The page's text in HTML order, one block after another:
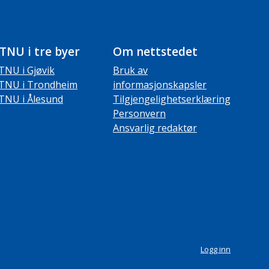
i tre byer
i Gjøvik
i Trondheim
i Ålesund
Om nettstedet
Bruk av
informasjonskapsler
Tilgjengelighetserklæring
Personvern
Ansvarlig redaktør
Logg inn